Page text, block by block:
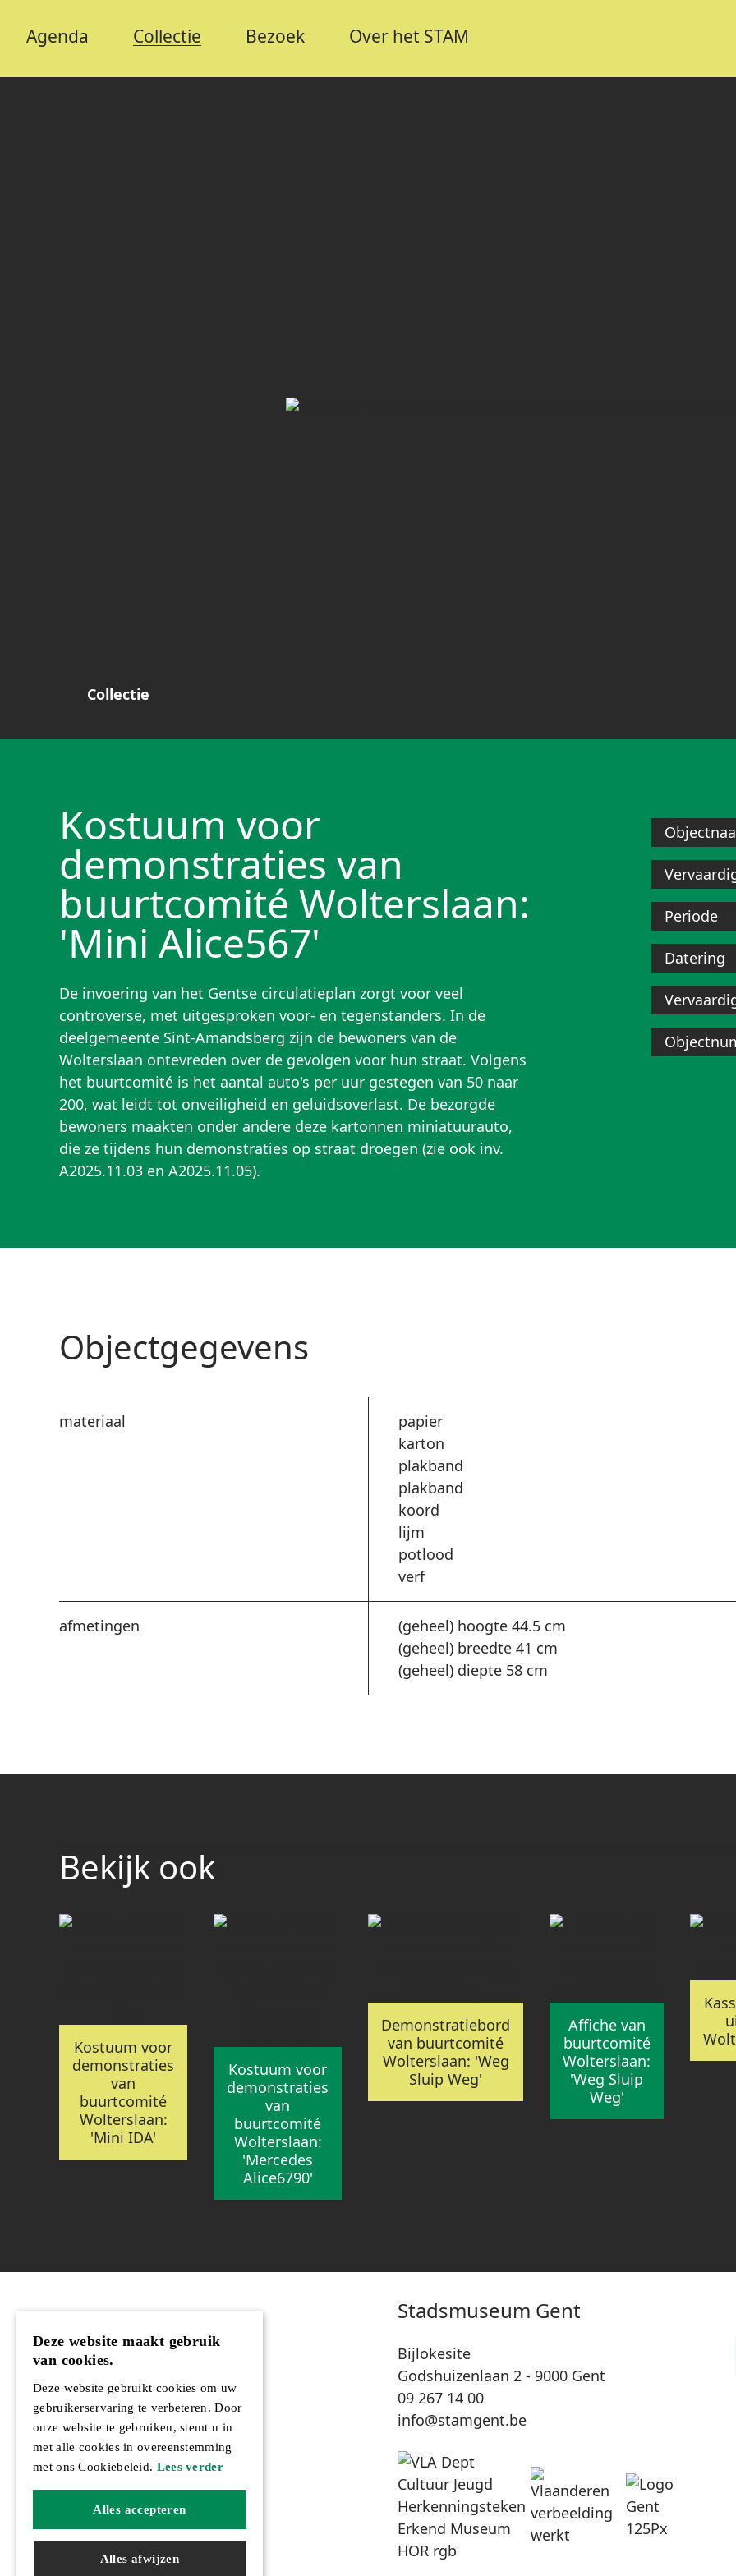
Agenda Collectie Bezoek Over het STAM
Collectie
Kostuum voor
demonstraties van
buurtcomité Wolterslaan:
'Mini Alice567'
De invoering van het Gentse circulatieplan zorgt voor veel
controverse, met uitgesproken voor- en tegenstanders. In de
deelgemeente Sint-Amandsberg zijn de bewoners van de
Wolterslaan ontevreden over de gevolgen voor hun straat. Volgens
het buurtcomité is het aantal auto's per uur gestegen van 50 naar
200, wat leidt tot onveiligheid en geluidsoverlast. De bezorgde
bewoners maakten onder andere deze kartonnen miniatuurauto,
die ze tijdens hun demonstraties op straat droegen (zie ook inv.
A2025.11.03 en A2025.11.05).
Periode
Datering
Objectgegevens
materiaal
papier
karton
plakband
plakband
koord
lijm
potlood
verf
afmetingen
(geheel) hoogte 44.5 cm
(geheel) breedte 41 cm
(geheel) diepte 58 cm
Bekijk ook
Kostuum voor
demonstraties
van
buurtcomité
Wolterslaan:
'Mini IDA'
Kostuum voor
demonstraties
van
buurtcomité
Wolterslaan:
'Mercedes
Alice6790'
Demonstratiebord
van buurtcomité
Wolterslaan: 'Weg
Sluip Weg'
Affiche van
buurtcomité
Wolterslaan:
'Weg Sluip
Weg'
Stadsmuseum Gent
Bijlokesite
Godshuizenlaan 2 - 9000 Gent
09 267 14 00
info@stamgent.be
Deze website maakt gebruik
van cookies.
Deze website gebruikt cookies om uw
gebruikerservaring te verbeteren. Door
onze website te gebruiken, stemt u in
met alle cookies in overeenstemming
met ons Cookiebeleid. Lees verder
Alles accepteren
Alles afwijzen